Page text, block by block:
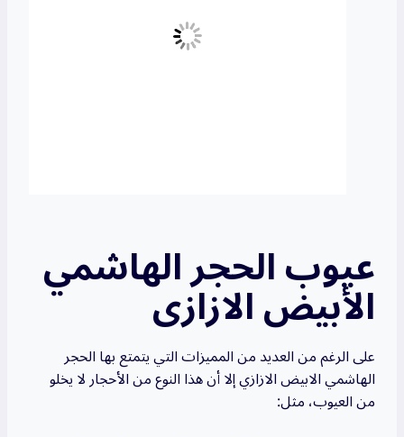
عيوب الحجر الهاشمي
الأبيض الازازى
على الرغم من العديد من المميزات التي يتمتع بها الحجر
الهاشمي الابيض الازازي إلا أن هذا النوع من الأحجار لا يخلو
من العيوب، مثل: